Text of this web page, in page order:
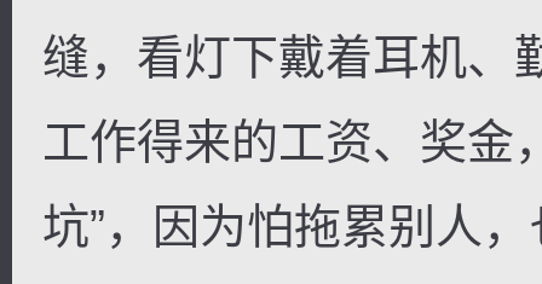
缝，看灯下戴着耳机、
工作得来的工资、奖金
坑”，因为怕拖累别人